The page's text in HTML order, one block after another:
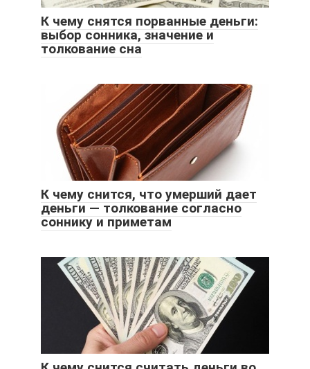
К чему снятся порванные деньги:
выбор сонника, значение и
толкование сна
К чему снится, что умерший дает
деньги — толкование согласно
соннику и приметам